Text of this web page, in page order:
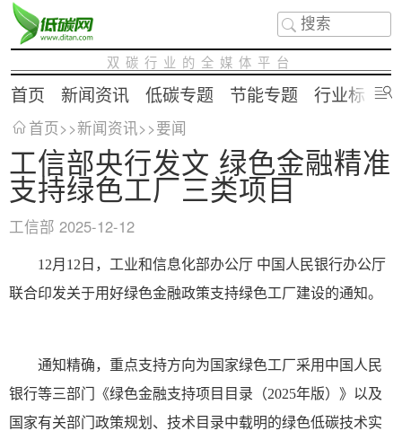
双碳行业的全媒体平台
首页 新闻资讯 低碳专题 节能专题 行业标准
首页>>新闻资讯>>要闻
工信部央行发文 绿色金融精准
支持绿色工厂三类项目
工信部 2025-12-12
12月12日，工业和信息化部办公厅 中国人民银行办公厅
联合印发关于用好绿色金融政策支持绿色工厂建设的通知。
通知精确，重点支持方向为国家绿色工厂采用中国人民
银行等三部门《绿色金融支持项目目录（2025年版）》以及
国家有关部门政策规划、技术目录中载明的绿色低碳技术实